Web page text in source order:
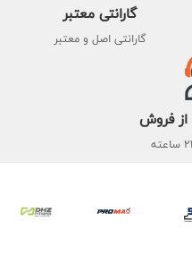
گارانتی معتبر
گارانتی اصل و معتبر
فروش